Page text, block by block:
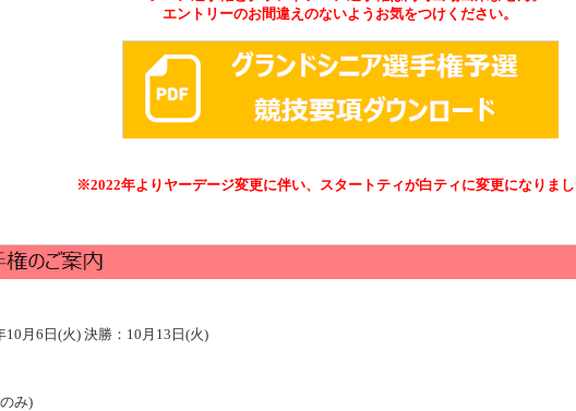
エントリーのお間違えのないようお気をつけください。
※2022年よりヤーデージ変更に伴い、スタートティが白ティに変更になりま
10月6日(火) 決勝：10月13日(火)
み)